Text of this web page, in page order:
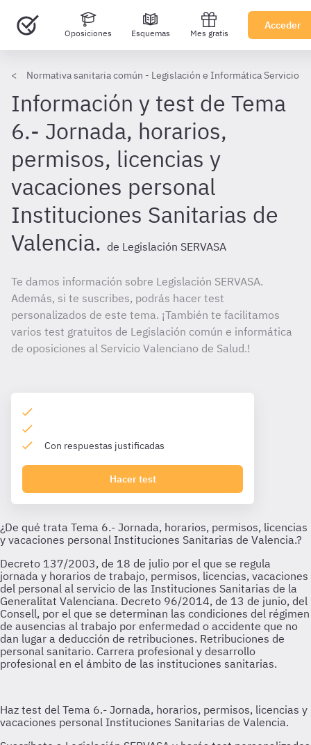
Oposiciones Esquemas Mes gratis
Acceder
Normativa sanitaria común - Legislación e Informática Servicio
Información y test de Tema
6.- Jornada, horarios,
permisos, licencias y
vacaciones personal
Instituciones Sanitarias de
Valencia. de Legislación SERVASA
Te damos información sobre Legislación SERVASA.
Además, si te suscribes, podrás hacer test
personalizados de este tema. ¡También te facilitamos
varios test gratuitos de Legislación común e informática
de oposiciones al Servicio Valenciano de Salud.!
Con respuestas justificadas
Hacer test